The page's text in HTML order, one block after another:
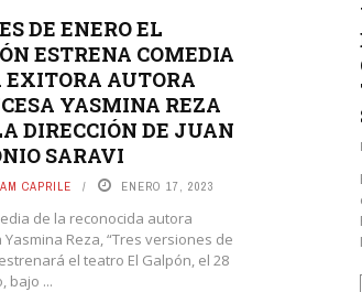
DE ENERO EL
ESTRENA COMEDIA
EXITORA AUTORA
YASMINA REZA
DIRECCIÓN DE JUAN
SARAVI
CAPRILE ENERO 17, 2023
de la reconocida autora
Reza, “Tres versiones de
el teatro El Galpón, el 28
bajo ...